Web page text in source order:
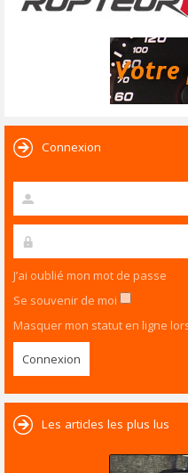
Connexion
J’ai oublié mon mot de passe
Se souvenir de moi
Masquer mon statut en ligne
Les articles les plus lus